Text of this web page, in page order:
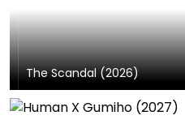
The Scandal (2026)